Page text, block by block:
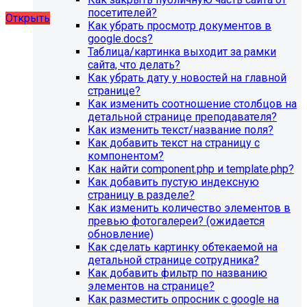
художественной школы, SIMAI: Сайт школы
Открыть
посетителей?
Как убрать просмотр документов в
google.docs?
Таблица/картинка выходит за рамки
сайта, что делать?
Как убрать дату у новостей на главной
странице?
Как изменить соотношение столбцов на
детальной странице преподавателя?
Как изменить текст/название поля?
Как добавить текст на страницу с
компонентом?
Как найти component.php и template.php?
Как добавить пустую индексную
страницу в разделе?
Как изменить количество элементов в
превью фотогалереи? (ожидается
обновление)
Как сделать картинку обтекаемой на
детальной странице сотрудника?
Как добавить фильтр по названию
элементов на странице?
Как разместить опросник с google на